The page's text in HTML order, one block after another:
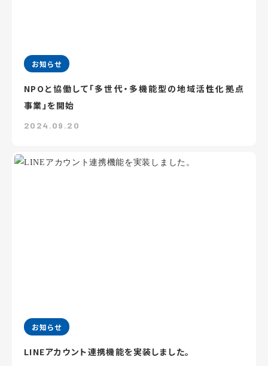
お知らせ
NPOと協働して「多世代・多機能型の地域活性化拠点
事業」を開始
2024.09.20
お知らせ
LINEアカウント連携機能を実装しました。